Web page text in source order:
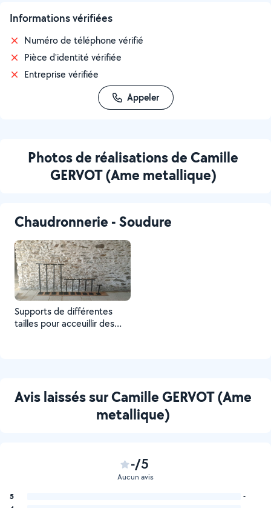
Informations vérifiées
Numéro de téléphone vérifié
Pièce d'identité vérifiée
Entreprise vérifiée
Appeler
Photos de réalisations de Camille
GERVOT (Ame metallique)
Chaudronnerie - Soudure
Supports de différentes
tailles pour acceuillir des
Avis laissés sur Camille GERVOT (Ame
metallique)
-/5
Aucun avis
5
-